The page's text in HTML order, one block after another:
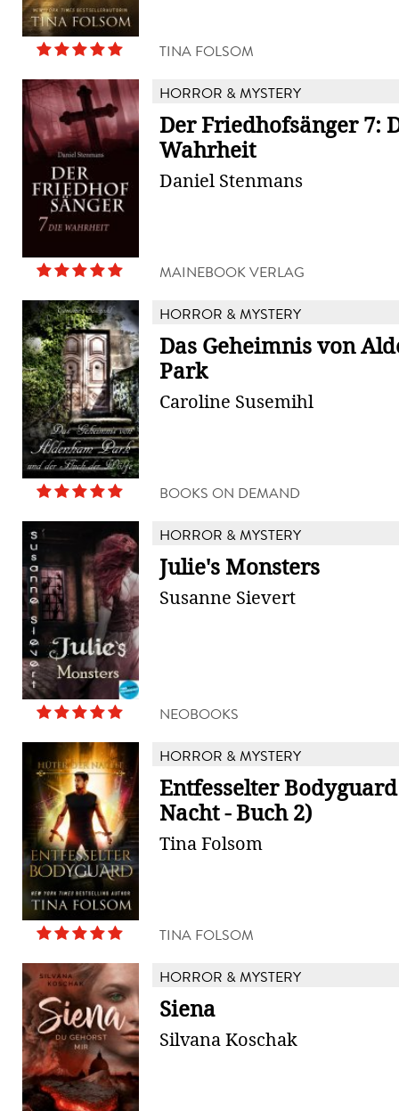
TINA FOLSOM
HORROR & MYSTERY
Der Friedhofsänger 7:
Wahrheit
Daniel Stenmans
MAINEBOOK VERLAG
HORROR & MYSTERY
Das Geheimnis von
Park
Caroline Susemihl
BOOKS ON DEMAND
HORROR & MYSTERY
Julie's Monsters
Susanne Sievert
NEOBOOKS
HORROR & MYSTERY
Entfesselter
Nacht - Buch 2)
Tina Folsom
TINA FOLSOM
HORROR & MYSTERY
Siena
Silvana Koschak